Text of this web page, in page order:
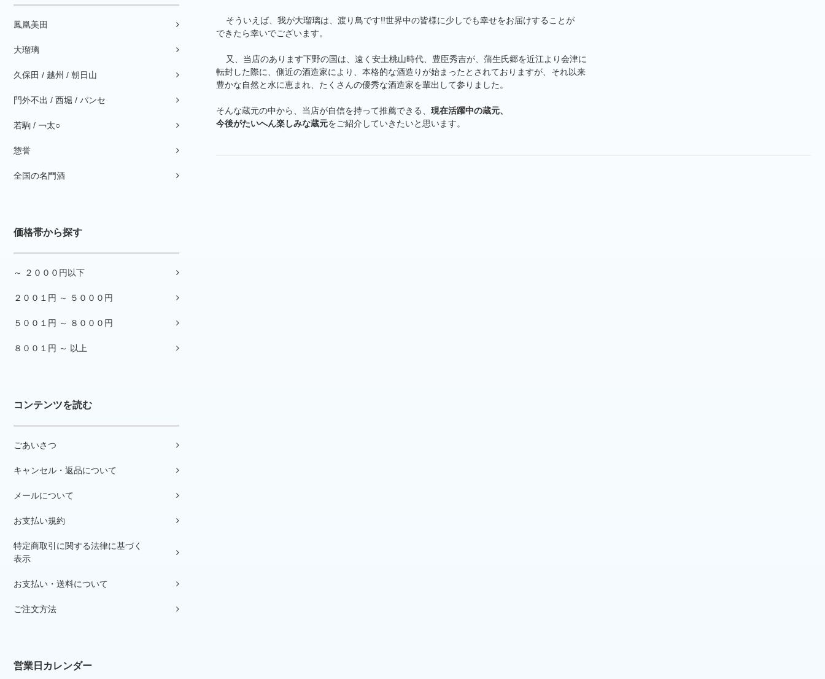
鳳凰美田
大瑠璃
久保田 / 越州 / 朝日山
門外不出 / 西堀 / パンセ
若駒 / ￢太○
惣誉
全国の名門酒
価格帯から探す
～ ２０００円以下
２００１円 ～ ５０００円
５００１円 ～ ８０００円
８００１円 ～ 以上
コンテンツを読む
ごあいさつ
キャンセル・返品について
メールについて
お支払い規約
特定商取引に関する法律に基づく
表示
お支払い・送料について
ご注文方法
営業日カレンダー
そういえば、我が大瑠璃は、渡り鳥です!!世界中の皆様に少しでも幸せをお届けすることが
できたら幸いでございます。
又、当店のあります下野の国は、遠く安土桃山時代、豊臣秀吉が、蒲生氏郷を近江より会津に
転封した際に、側近の酒造家により、本格的な酒造りが始まったとされておりますが、それ以来
豊かな自然と水に恵まれ、たくさんの優秀な酒造家を輩出して参りました。
そんな蔵元の中から、当店が自信を持って推薦できる、 現在活躍中の蔵元、
今後がたいへん楽しみな蔵元をご紹介していきたいと思います。